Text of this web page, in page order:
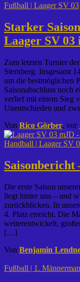
Fußball | Laager SV 03
Starker
Laager SV 03
Zum letzten Turnier
Sternberg. Insgesamt
um die bestmöglichen
Saisonabschluss noch
verlief mit einem Sieg
Unentschieden und
Von Rico Görber, vor
Handball | Laager SV
Saisonbericht
Die erste Saison
liegt hinter uns – und
zurückblicken. In
4. Platz erreicht. Die
weiterentwickelt,
[…]
Von Benjamin
Fußball | 1.